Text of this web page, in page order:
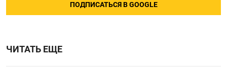
ПОДПИСАТЬСЯ В GOOGLE
ЧИТАТЬ ЕЩЕ